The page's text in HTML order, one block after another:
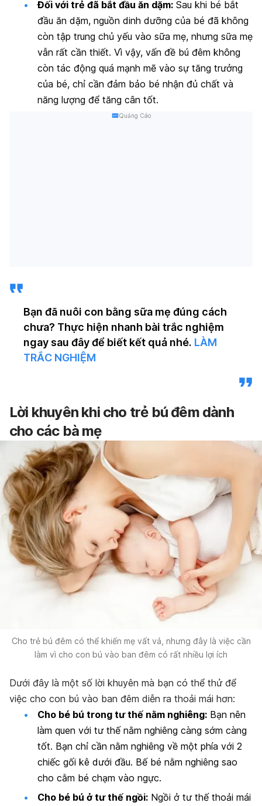
Đối với trẻ đã bắt đầu ăn dặm: Sau khi bé bắt
đầu ăn dặm, nguồn dinh dưỡng của bé đã không
còn tập trung chủ yếu vào sữa mẹ, nhưng sữa mẹ
vẫn rất cần thiết. Vì vậy, vấn đề bú đêm không
còn tác động quá mạnh mẽ vào sự tăng trưởng
của bé, chỉ cần đảm bảo bé nhận đủ chất và
năng lượng để tăng cân tốt.
Quảng Cáo
Bạn đã nuôi con bằng sữa mẹ đúng cách
chưa? Thực hiện nhanh bài trắc nghiệm
ngay sau đây để biết kết quả nhé. LÀM
TRẮC NGHIỆM
Lời khuyên khi cho trẻ bú đêm dành
cho các bà mẹ
Cho trẻ bú đêm có thể khiến mẹ vất vả, nhưng đây là việc cần
làm vì cho con bú vào ban đêm có rất nhiều lợi ích
Dưới đây là một số lời khuyên mà bạn có thể thử để
việc cho con bú vào ban đêm diễn ra thoải mái hơn:
Cho bé bú trong tư thế nằm nghiêng: Bạn nên
làm quen với tư thế nằm nghiêng càng sớm càng
tốt. Bạn chỉ cần nằm nghiêng về một phía với 2
chiếc gối kê dưới đầu. Bế bé nằm nghiêng sao
cho cằm bé chạm vào ngực.
Cho bé bú ở tư thế ngồi: Ngồi ở tư thế thoải mái